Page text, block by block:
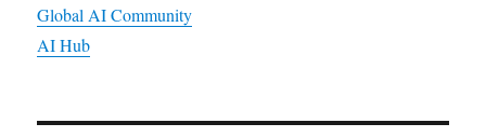
Global AI Community
AI Hub